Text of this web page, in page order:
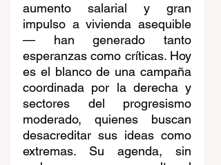
aumento salarial y gran
impulso a vivienda asequible
— han generado tanto
esperanzas como críticas. Hoy
es el blanco de una campaña
coordinada por la derecha y
sectores del progresismo
moderado, quienes buscan
desacreditar sus ideas como
extremas. Su agenda, sin